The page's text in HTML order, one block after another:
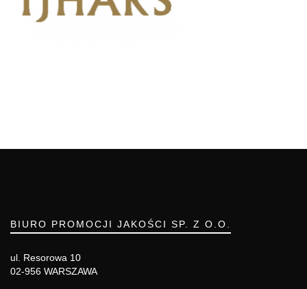
BIURO PROMOCJI JAKOŚCI SP. Z O.O.
ul. Resorowa 10
02-956 WARSZAWA